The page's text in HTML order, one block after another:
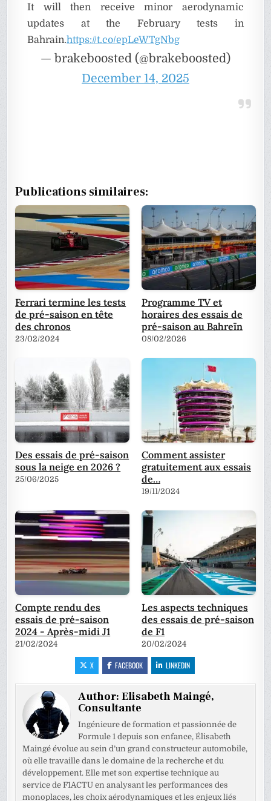
It will then receive minor aerodynamic
updates at the February tests in
Bahrain.https://t.co/epLeWTgNbg
— brakeboosted (@brakeboosted)
December 14, 2025
Publications similaires:
Ferrari termine les tests
de pré-saison en tête
des chronos
23/02/2024
Programme TV et
horaires des essais de
pré-saison au Bahreïn
08/02/2026
Des essais de pré-saison
sous la neige en 2026 ?
25/06/2025
Comment assister
gratuitement aux essais
de…
19/11/2024
Compte rendu des
essais de pré-saison
2024 - Après-midi J1
21/02/2024
Les aspects techniques
des essais de pré-saison
de F1
20/02/2024
X FACEBOOK LINKEDIN
Author:Elisabeth Maingé,
Consultante
Ingénieure de formation et passionnée de
Formule 1 depuis son enfance, Élisabeth
Maingé évolue au sein d’un grand constructeur automobile,
où elle travaille dans le domaine de la recherche et du
développement. Elle met son expertise technique au
service de F1ACTU en analysant les performances des
monoplaces, les choix aérodynamiques et les enjeux liés